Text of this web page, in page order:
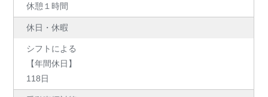
休憩１時間
休日・休暇
シフトによる
【年間休日】
118日